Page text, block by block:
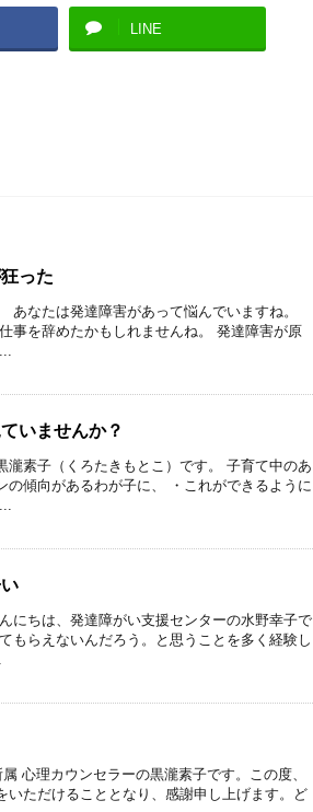
LINE
った
なたは発達障害があって悩んでいますね。
事を辞めたかもしれませんね。 発達障害が原
いませんか？
瀧素子（くろたきもとこ）です。 子育て中のあ
の傾向があるわが子に、 ・これができるように
にちは、発達障がい支援センターの水野幸子で
もらえないんだろう。と思うことを多く経験し
心理カウンセラーの黒瀧素子です。この度、
いただけることとなり、感謝申し上げます。ど